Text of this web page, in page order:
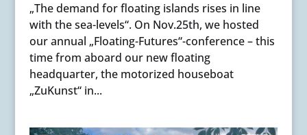
„The demand for floating islands rises in line
with the sea-levels“. On Nov.25th, we hosted
our annual „Floating-Futures“-conference – this
time from aboard our new floating
headquarter, the motorized houseboat
„ZuKunst“ in...